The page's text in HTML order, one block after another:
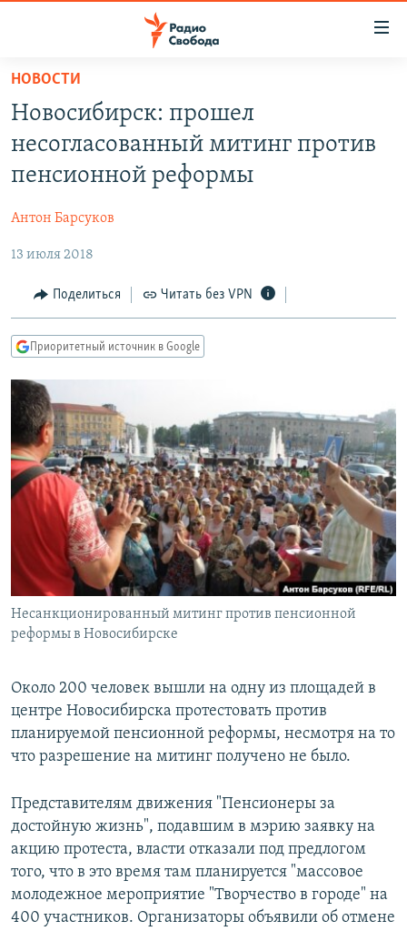
упрощенного
доступа
основному
Вернутся
навигации
Вернутся
поиску
ПРОГРАММЫ
АВТОРСКИЕ ПРОЕКТЫ
МНЕНИЯ
КУЛЬТУРА
IDEL.РЕАЛИИ
СЕВЕР.РЕАЛИИ
СИБИРЬ.РЕАЛИИ
РАСПИСАНИЕ ВЕЩАНИЯ
ПОДПИШИТЕСЬ НА РАССЫЛКУ
СОЦИАЛЬНЫЕ СЕТИ
Все сайты РСЕ/РС
НОВОСТИ
Новосибирск: прошел
несогласованный митинг против
пенсионной реформы
Антон Барсуков
13 июля 2018
Поделиться Читать без VPN
Приоритетный источник в Google
Несанкционированный митинг против пенсионной
реформы в Новосибирске
Около 200 человек вышли на одну из площадей в
центре Новосибирска протестовать против
планируемой пенсионной реформы, несмотря на то
что разрешение на митинг получено не было.
Представителям движения "Пенсионеры за
достойную жизнь", подавшим в мэрию заявку на
акцию протеста, власти отказали под предлогом
того, что в это время там планируется "массовое
молодежное мероприятие "Творчество в городе" на
400 участников. Организаторы объявили об отмене